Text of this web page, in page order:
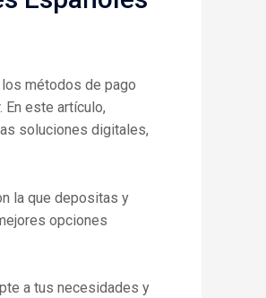
métodos de pago
este artículo,
soluciones digitales,
la que depositas y
opciones
a tus necesidades y